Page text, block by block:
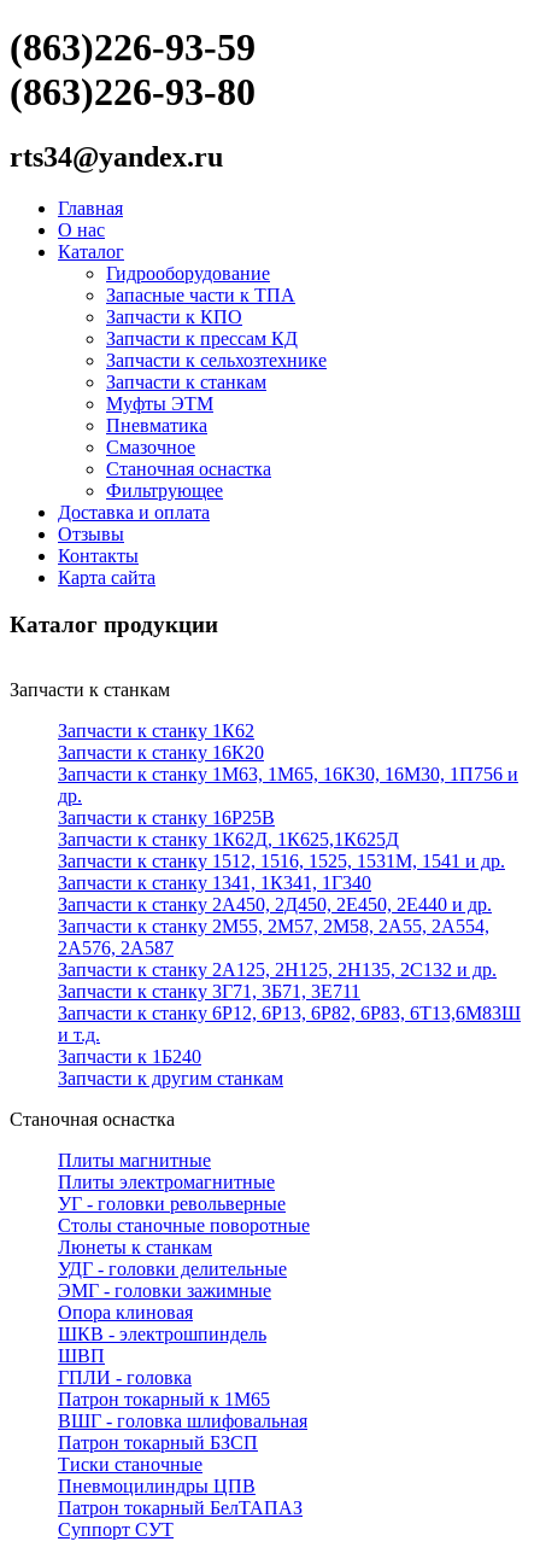
(863)226-93-59
(863)226-93-80
rts34@yandex.ru
Главная
О нас
Каталог
Гидрооборудование
Запасные части к ТПА
Запчасти к КПО
Запчасти к прессам КД
Запчасти к сельхозтехнике
Запчасти к станкам
Муфты ЭТМ
Пневматика
Смазочное
Станочная оснастка
Фильтрующее
Доставка и оплата
Отзывы
Контакты
Карта сайта
Каталог продукции
Запчасти к станкам
Запчасти к станку 1К62
Запчасти к станку 16К20
Запчасти к станку 1М63, 1М65, 16К30, 16М30, 1П756 и
др.
Запчасти к станку 16Р25В
Запчасти к станку 1К62Д, 1К625,1К625Д
Запчасти к станку 1512, 1516, 1525, 1531М, 1541 и др.
Запчасти к станку 1341, 1К341, 1Г340
Запчасти к станку 2А450, 2Д450, 2Е450, 2Е440 и др.
Запчасти к станку 2М55, 2М57, 2М58, 2А55, 2А554,
2А576, 2А587
Запчасти к станку 2А125, 2Н125, 2Н135, 2С132 и др.
Запчасти к станку 3Г71, 3Б71, 3Е711
Запчасти к станку 6Р12, 6Р13, 6Р82, 6Р83, 6Т13,6М83Ш
и т.д.
Запчасти к 1Б240
Запчасти к другим станкам
Станочная оснастка
Плиты магнитные
Плиты электромагнитные
УГ - головки револьверные
Столы станочные поворотные
Люнеты к станкам
УДГ - головки делительные
ЭМГ - головки зажимные
Опора клиновая
ШКВ - электрошпиндель
ШВП
ГПЛИ - головка
Патрон токарный к 1М65
ВШГ - головка шлифовальная
Патрон токарный БЗСП
Тиски станочные
Пневмоцилиндры ЦПВ
Патрон токарный БелТАПАЗ
Суппорт СУТ